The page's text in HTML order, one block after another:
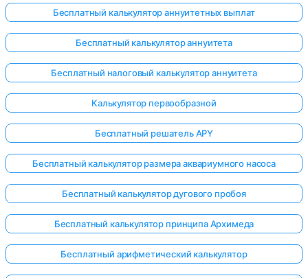
Бесплатный калькулятор аннуитетных выплат
Бесплатный калькулятор аннуитета
Бесплатный налоговый калькулятор аннуитета
Калькулятор первообразной
Бесплатный решатель APY
Бесплатный калькулятор размера аквариумного насоса
Бесплатный калькулятор дугового пробоя
Бесплатный калькулятор принципа Архимеда
Бесплатный арифметический калькулятор